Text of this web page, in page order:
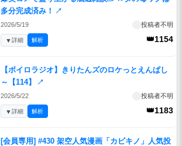
多分完成済み！
↗
2026/5/19 投稿者不明
👑1154
▼詳細 解析
【ボイロラジオ】きりたんズのロケっとえんぱし
～【114】
↗
2026/5/22 投稿者不明
👑1183
▼詳細 解析
[会員専用] #430 架空人気漫画「カビキノ」人気投